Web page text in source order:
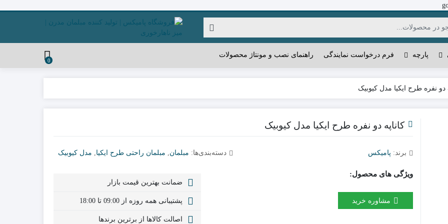
پارچه فرم درخواست نمایندگی راهنمای نصب و مونتاژ محصولات
0
دو نفره طرح ایکیا مدل کیوبیک
کاناپه دو نفره طرح ایکیا مدل کیوبیک
برند: پامیکس دسته‌بندی‌ها: مبلمان, مبلمان راحتی طرح ایکیا, مدل کیوبیک
ویژگی های محصول:
مشاوره خرید
ضمانت بهترین قیمت بازار
پشتیبانی همه روزه از 09:00 تا 18:00
اصالت کالاها از برترین برندها